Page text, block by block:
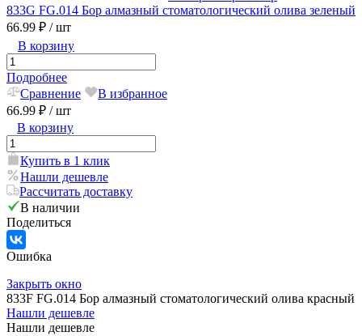
833G FG.014 Бор алмазный стоматологический олива зеленый
66.99 ₽ / шт
В корзину
Подробнее
Сравнение
В избранное
66.99 ₽ / шт
В корзину
Купить в 1 клик
Нашли дешевле
Рассчитать доставку
В наличии
Поделиться
Ошибка
Закрыть окно
833F FG.014 Бор алмазный стоматологический олива красный
Нашли дешевле
Нашли дешевле